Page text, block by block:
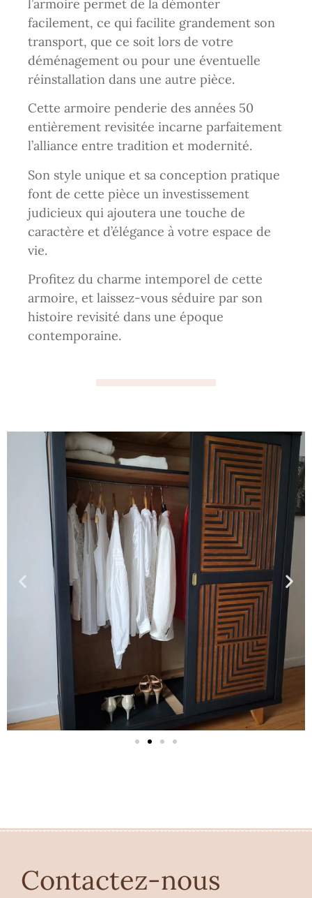
l’armoire permet de la démonter
facilement, ce qui facilite grandement son
transport, que ce soit lors de votre
déménagement ou pour une éventuelle
réinstallation dans une autre pièce.
Cette armoire penderie des années 50
entièrement revisitée incarne parfaitement
l’alliance entre tradition et modernité.
Son style unique et sa conception pratique
font de cette pièce un investissement
judicieux qui ajoutera une touche de
caractère et d’élégance à votre espace de
vie.
Profitez du charme intemporel de cette
armoire, et laissez-vous séduire par son
histoire revisité dans une époque
contemporaine.
Contactez-nous